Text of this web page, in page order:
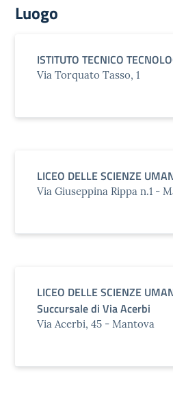
Luogo
ISTITUTO TECNICO
Via Torquato Tasso, 1
LICEO DELLE SCIENZE
Via Giuseppina Rippa n.1 -
LICEO DELLE SCIENZE
Succursale di Via Acerbi
Via Acerbi, 45 - Mantova